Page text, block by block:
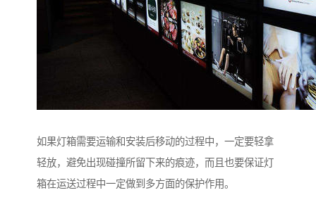
如果灯箱需要运输和安装后移动的过程中，一定要轻拿
轻放，避免出现碰撞所留下来的痕迹，而且也要保证灯
箱在运送过程中一定做到多方面的保护作用。